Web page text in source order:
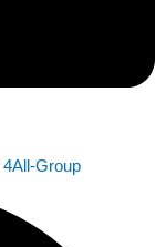
4All-Group